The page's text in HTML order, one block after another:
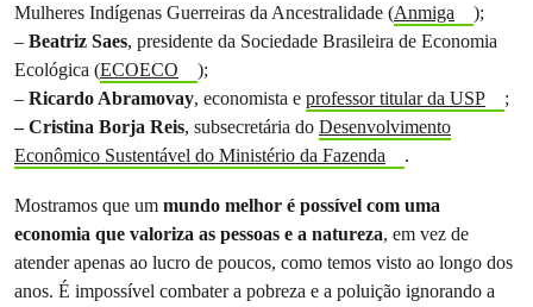
Mulheres Indígenas Guerreiras da Ancestralidade (Anmiga
);
– Beatriz Saes, presidente da Sociedade Brasileira de Economia
Ecológica (ECOECO
);
– Ricardo Abramovay, economista e professor titular da USP
;
– Cristina Borja Reis, subsecretária do Desenvolvimento
Econômico Sustentável do Ministério da Fazenda
.
Mostramos que um mundo melhor é possível com uma
economia que valoriza as pessoas e a natureza, em vez de
atender apenas ao lucro de poucos, como temos visto ao longo dos
anos. É impossível combater a pobreza e a poluição ignorando a